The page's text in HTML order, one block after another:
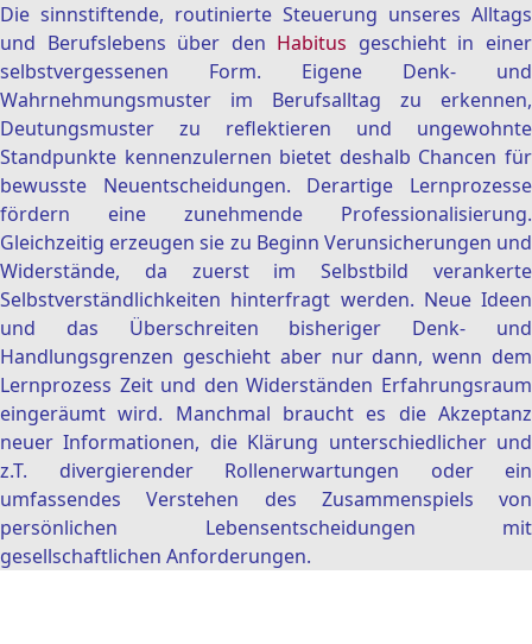
Die sinnstiftende, routinierte Steuerung unseres Alltags
und Berufslebens über den Habitus geschieht in einer
selbstvergessenen Form. Eigene Denk- und
Wahrnehmungsmuster im Berufsalltag zu erkennen,
Deutungsmuster zu reflektieren und ungewohnte
Standpunkte kennenzulernen bietet deshalb Chancen für
bewusste Neuentscheidungen. Derartige Lernprozesse
fördern eine zunehmende Professionalisierung.
Gleichzeitig erzeugen sie zu Beginn Verunsicherungen und
Widerstände, da zuerst im Selbstbild verankerte
Selbstverständlichkeiten hinterfragt werden. Neue Ideen
und das Überschreiten bisheriger Denk- und
Handlungsgrenzen geschieht aber nur dann, wenn dem
Lernprozess Zeit und den Widerständen Erfahrungsraum
eingeräumt wird. Manchmal braucht es die Akzeptanz
neuer Informationen, die Klärung unterschiedlicher und
z.T. divergierender Rollenerwartungen oder ein
umfassendes Verstehen des Zusammenspiels von
persönlichen Lebensentscheidungen mit
gesellschaftlichen Anforderungen.